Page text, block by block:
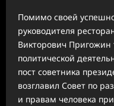
Помимо своей
руководителя
Викторович Пригожин
политической
пост советника
возглавил Совет по
и правам человека